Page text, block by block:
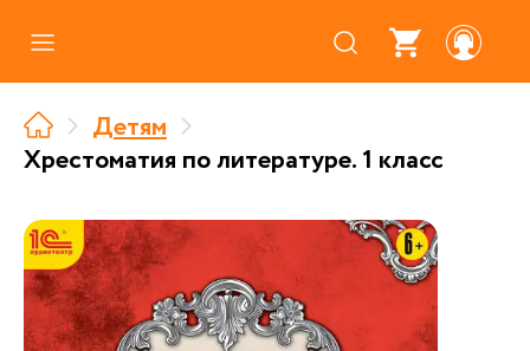
Где купить
О нас
Партнерам
Детям
Хрестоматия по литературе. 1 класс